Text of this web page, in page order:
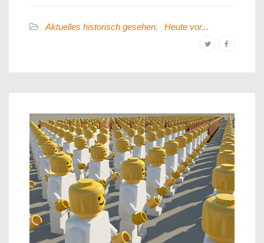
Aktuelles historisch gesehen, Heute vor...